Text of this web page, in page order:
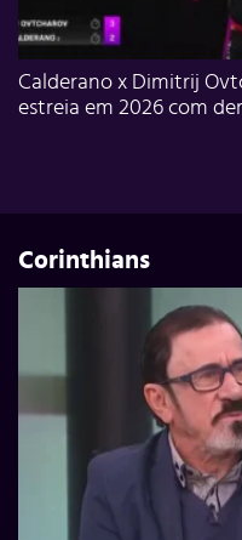
Calderano x Dimitrij
estreia em 2026 com
Corinthians